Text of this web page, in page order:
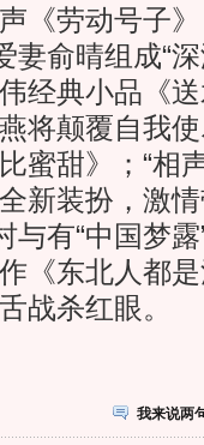
《劳动号子
妻俞晴组成“
经典小品《
将颠覆自我
蜜甜》；“相
新装扮，激
与有“中国梦
《东北人都
战杀红眼。
我来说两